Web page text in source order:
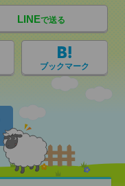
LINEで送る
ブックマーク